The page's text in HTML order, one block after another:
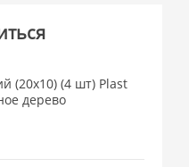
(20х10) (4 шт) Plast
дерево